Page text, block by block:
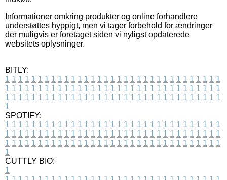
Informationer omkring produkter og online forhandlere
understøttes hyppigt, men vi tager forbehold for ændringer
der muligvis er foretaget siden vi nyligst opdaterede
websitets oplysninger.
BITLY:
1 1 1 1 1 1 1 1 1 1 1 1 1 1 1 1 1 1 1 1 1 1 1 1 1 1 1 1 1 1 1 1 1
1 1 1 1 1 1 1 1 1 1 1 1 1 1 1 1 1 1 1 1 1 1 1 1 1 1 1 1 1 1 1 1 1
1 1 1 1 1 1 1 1 1 1 1 1 1 1 1 1 1 1 1 1 1 1 1 1 1 1 1 1 1 1 1 1 1
1
SPOTIFY:
1 1 1 1 1 1 1 1 1 1 1 1 1 1 1 1 1 1 1 1 1 1 1 1 1 1 1 1 1 1 1 1 1
1 1 1 1 1 1 1 1 1 1 1 1 1 1 1 1 1 1 1 1 1 1 1 1 1 1 1 1 1 1 1 1 1
1 1 1 1 1 1 1 1 1 1 1 1 1 1 1 1 1 1 1 1 1 1 1 1 1 1 1 1 1 1 1 1 1
1
CUTTLY BIO:
1